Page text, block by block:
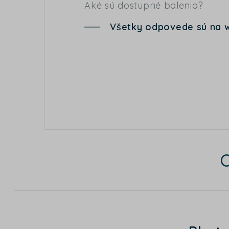
Aké sú dostupné balenia?
Všetky odpovede sú na